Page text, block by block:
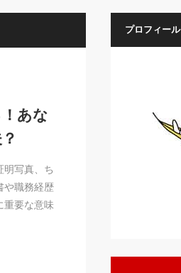
あな
明写真、ち
や職務経歴
重要な意味
プロフィール